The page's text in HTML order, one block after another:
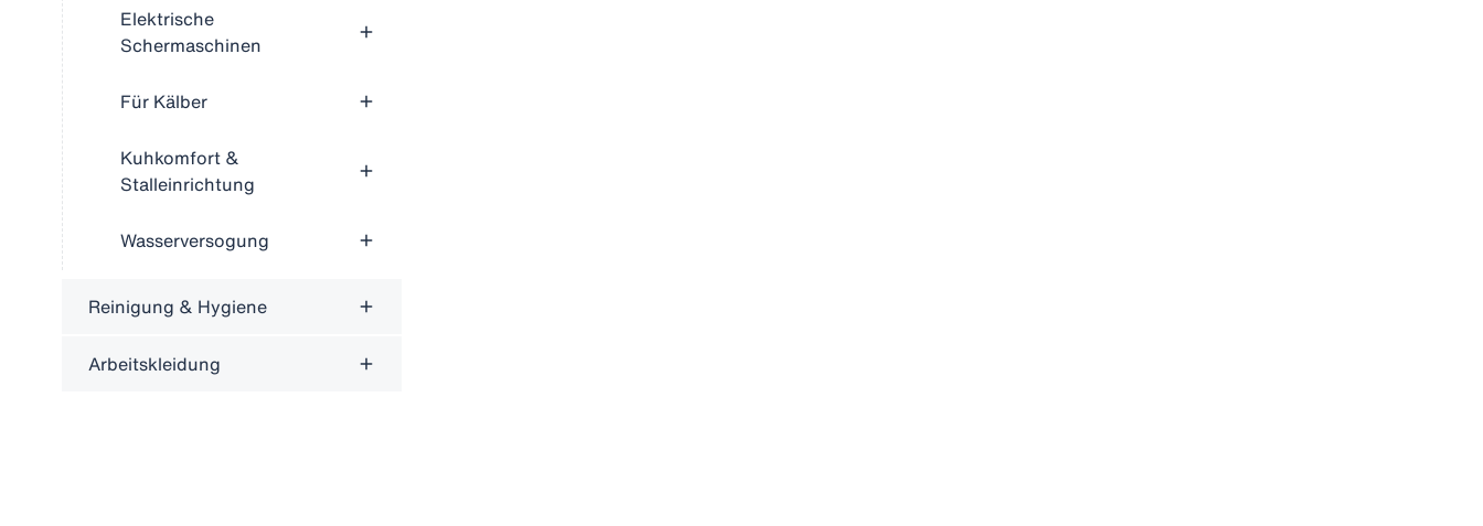
Elektrische
Schermaschinen
Für Kälber
Kuhkomfort &
Stalleinrichtung
Wasserversogung
Reinigung & Hygiene
Arbeitskleidung